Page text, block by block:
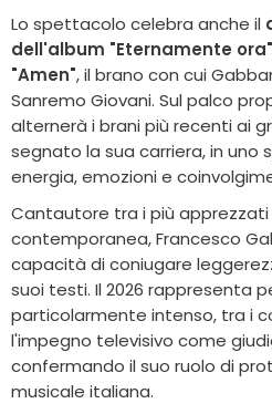
Lo spettacolo celebra anche il
dell'album "Eternamente ora"
"Amen", il brano con cui
Sanremo Giovani. Sul palco
alternerà i brani più recenti ai
segnato la sua carriera, in uno
energia, emozioni e
Cantautore tra i più
contemporanea, Francesco
capacità di coniugare
suoi testi. Il 2026 rappresenta
particolarmente intenso, tra i
l'impegno televisivo come
confermando il suo ruolo di
musicale italiana.